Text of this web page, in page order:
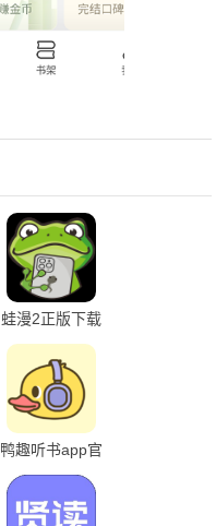
蛙漫2正版下载
鸭趣听书app官
网下载